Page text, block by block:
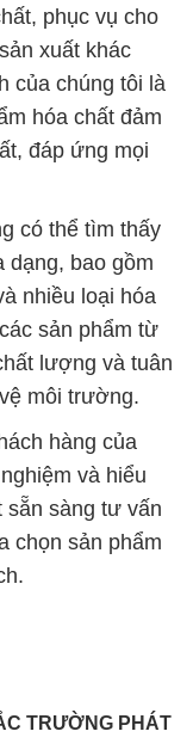
phục vụ cho
xuất khác
của chúng tôi là
hóa chất đảm
đáp ứng mọi
có thể tìm thấy
dạng, bao gồm
nhiều loại hóa
sản phẩm từ
lượng và tuân
môi trường.
hàng của
và hiểu
sẵn sàng tư vấn
chọn sản phẩm
TRƯỜNG PHÁT